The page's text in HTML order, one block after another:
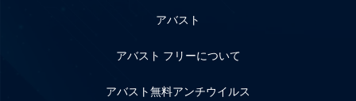
アバスト
アバスト フリーについて
アバスト無料アンチウイルス